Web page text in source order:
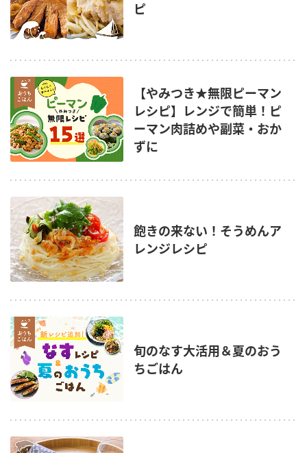
ピ
【やみつき★無限ピーマン
レシピ】レンジで簡単！ピ
ーマン肉詰めや副菜・おか
ずに
飽きの来ない！そうめんア
レンジレシピ
旬のなす大活用＆夏のおう
ちごはん